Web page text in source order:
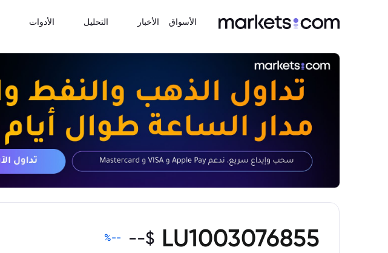
الأسواق الأخبار التحليل الأدوات
LU1003076855
$
--
--
%